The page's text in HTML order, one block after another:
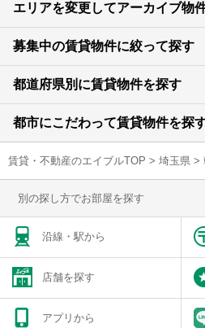
エリアを変更してアーカイブ物
募集中の賃貸物件に絞って探す
都道府県別に賃貸物件を探す
都市にこだわって賃貸物件を探
賃貸・不動産のエイブルTOP > 埼玉県 >
別の探し方でお部屋を探す
沿線・駅から
店舗を探す
アプリから